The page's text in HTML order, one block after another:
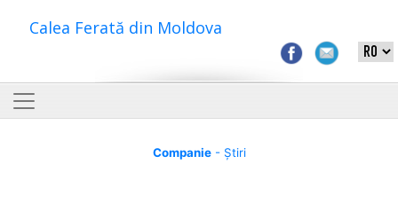
Calea Ferată din Moldova
Companie- Știri